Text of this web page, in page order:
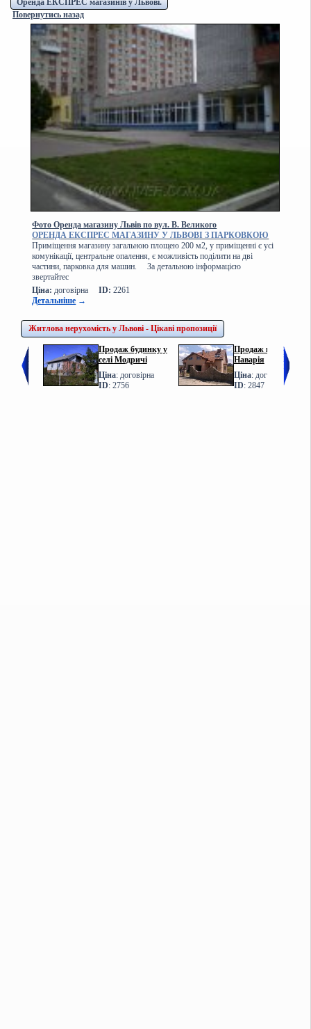
Оренда ЕКСПРЕС магазинів у Львові.
Повернутись назад
Фото Оренда магазину Львів по вул. В. Великого
ОРЕНДА ЕКСПРЕС МАГАЗИНУ У ЛЬВОВІ З ПАРКОВКОЮ
Приміщення магазину загальною площею 200 м2, у приміщенні є усі
комунікації, центральне опалення, є можливість поділити на дві
частини, парковка для машин. За детальною інформацією
звертайтес
Ціна: договірна ID: 2261
Детальніше →
Житлова нерухомість у Львові - Цікаві пропозиції
Продаж будинку у
селі Модричі
Ціна: договірна
ID: 2756
Продаж котеджу у с.
Наварія
Ціна: договірна
ID: 2847